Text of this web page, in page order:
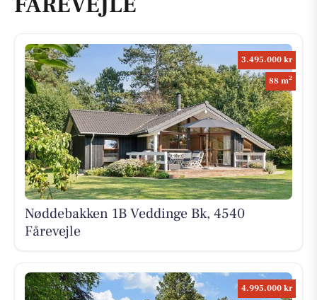
3.495.000 kr
88 m2
Nøddebakken 1B Veddinge Bk, 4540
Fårevejle
4.995.000 kr